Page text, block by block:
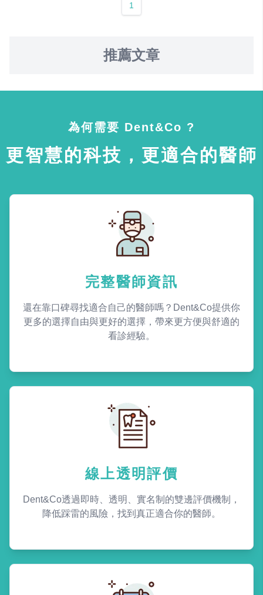
1
推薦文章
為何需要 Dent&Co ?
更智慧的科技，更適合的醫師
完整醫師資訊
還在靠口碑尋找適合自己的醫師嗎？Dent&Co提供你
更多的選擇自由與更好的選擇，帶來更方便與舒適的
看診經驗。
線上透明評價
Dent&Co透過即時、透明、實名制的雙邊評價機制，
降低踩雷的風險，找到真正適合你的醫師。